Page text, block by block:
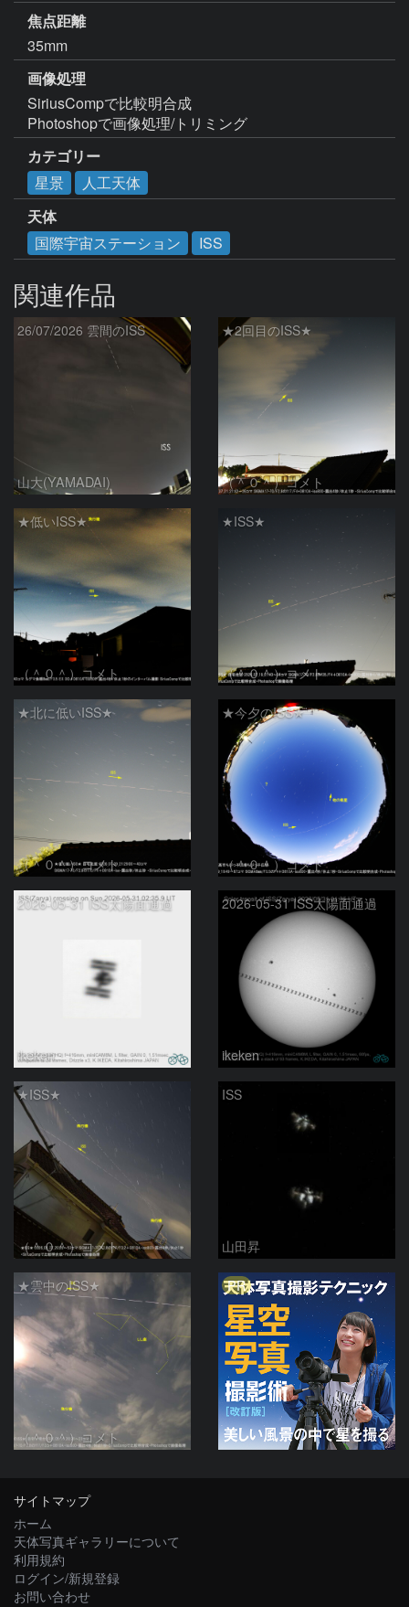
焦点距離
35mm
画像処理
SiriusCompで比較明合成
Photoshopで画像処理/トリミング
カテゴリー
星景
人工天体
天体
国際宇宙ステーション
ISS
関連作品
26/07/2026 雲間のISS
山大(YAMADAI)
★2回目のISS★
（＾０＾）コメト
★低いISS★
（＾０＾）コメト
★ISS★
（＾０＾）コメト
★北に低いISS★
（＾０＾）コメト
★今夕のISS★
（＾０＾）コメト
2026-05-31 ISS太陽面通過
ikeken
2026-05-31 ISS太陽面通過
ikeken
★ISS★
（＾０＾）コメト
ISS
山田昇
★雲中のISS★
（＾０＾）コメト
PR
サイトマップ
ホーム
天体写真ギャラリーについて
利用規約
ログイン/新規登録
お問い合わせ